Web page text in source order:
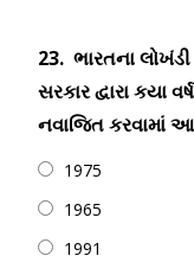
23. ભારતના
સરકાર દ્વારા કયા
નવાજિત કરવામાં
1975
1965
1991